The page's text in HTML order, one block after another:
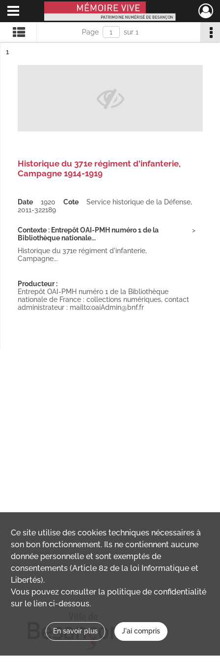
Mémoire Vive patrimoine numérisé de Besançon
Ouvrir le menu déroulant
Page sur 1
n°
1
Historique du 371e régiment d'infanterie,
Campagne 1914-1919
Date 1920 Cote
Service historique de la Défense,
2011-322189
Contexte : Entrepôt OAI-PMH numéro 1 de la
Bibliothèque nationale...
Historique du 371e régiment d'infanterie,
Campagne...
Producteur :
Entrepôt OAI-PMH numéro 1 de la Bibliothèque
nationale de France : collections numériques, contact
administrateur : mailto:oaiAdmin@bnf.fr
Ce site utilise descookies techniques nécessaires à
son bon fonctionnement. Ils ne contiennent aucune
donnée personnelle et sont exemptés de
consentements (Article 82 de la loi Informatique et
Libertés).
Vous pouvez consulter la politique de confidentialité
sur le lien ci-dessous.
En savoir plus J'ai compris